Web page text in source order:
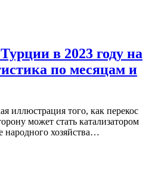
в 2023 году на
по месяцам и
иллюстрация того, как перекос
может стать катализатором
народного хозяйства…